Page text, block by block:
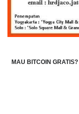
MAU BITCOIN GRATIS?